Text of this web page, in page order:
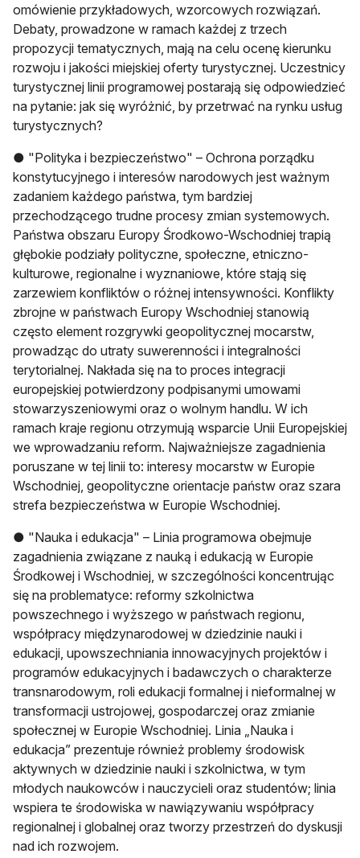
omówienie przykładowych, wzorcowych rozwiązań.
Debaty, prowadzone w ramach każdej z trzech
propozycji tematycznych, mają na celu ocenę kierunku
rozwoju i jakości miejskiej oferty turystycznej. Uczestnicy
turystycznej linii programowej postarają się odpowiedzieć
na pytanie: jak się wyróżnić, by przetrwać na rynku usług
turystycznych?
● "Polityka i bezpieczeństwo" – Ochrona porządku
konstytucyjnego i interesów narodowych jest ważnym
zadaniem każdego państwa, tym bardziej
przechodzącego trudne procesy zmian systemowych.
Państwa obszaru Europy Środkowo-Wschodniej trapią
głębokie podziały polityczne, społeczne, etniczno-
kulturowe, regionalne i wyznaniowe, które stają się
zarzewiem konfliktów o różnej intensywności. Konflikty
zbrojne w państwach Europy Wschodniej stanowią
często element rozgrywki geopolitycznej mocarstw,
prowadząc do utraty suwerenności i integralności
terytorialnej. Nakłada się na to proces integracji
europejskiej potwierdzony podpisanymi umowami
stowarzyszeniowymi oraz o wolnym handlu. W ich
ramach kraje regionu otrzymują wsparcie Unii Europejskiej
we wprowadzaniu reform. Najważniejsze zagadnienia
poruszane w tej linii to: interesy mocarstw w Europie
Wschodniej, geopolityczne orientacje państw oraz szara
strefa bezpieczeństwa w Europie Wschodniej.
● "Nauka i edukacja" – Linia programowa obejmuje
zagadnienia związane z nauką i edukacją w Europie
Środkowej i Wschodniej, w szczególności koncentrując
się na problematyce: reformy szkolnictwa
powszechnego i wyższego w państwach regionu,
współpracy międzynarodowej w dziedzinie nauki i
edukacji, upowszechniania innowacyjnych projektów i
programów edukacyjnych i badawczych o charakterze
transnarodowym, roli edukacji formalnej i nieformalnej w
transformacji ustrojowej, gospodarczej oraz zmianie
społecznej w Europie Wschodniej. Linia „Nauka i
edukacja” prezentuje również problemy środowisk
aktywnych w dziedzinie nauki i szkolnictwa, w tym
młodych naukowców i nauczycieli oraz studentów; linia
wspiera te środowiska w nawiązywaniu współpracy
regionalnej i globalnej oraz tworzy przestrzeń do dyskusji
nad ich rozwojem.